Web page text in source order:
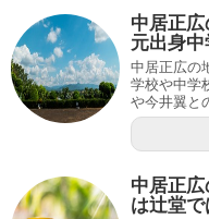
中居正
元出身
中居正広の
学校や中学
や今井翼と
中居正
は辻堂